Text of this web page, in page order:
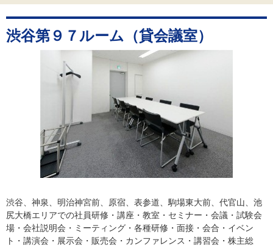
渋谷第９７ルーム（貸会議室）
渋谷、神泉、明治神宮前、原宿、表参道、駒場東大前、代官山、池
尻大橋エリアでの社員研修・講座・教室・セミナー・会議・試験会
場・会社説明会・ミーティング・各種研修・面接・会合・イベン
ト・講演会・展示会・販売会・カンファレンス・講習会・株主総